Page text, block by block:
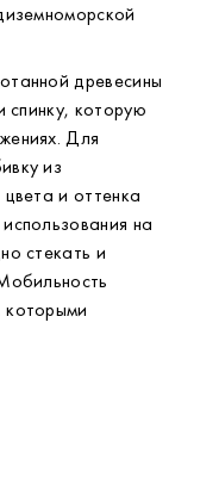
древесины
спинку, которую
Для
из
и оттенка
на
стекать и